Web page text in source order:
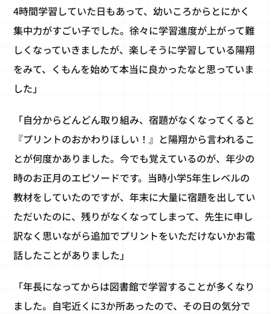
4時間学習していた日もあって、幼いころからとにかく
集中力がすごい子でした。徐々に学習進度が上がって難
しくなっていきましたが、楽しそうに学習している陽翔
をみて、くもんを始めて本当に良かったなと思っていま
した」
「自分からどんどん取り組み、宿題がなくなってくると
『プリントのおかわりほしい！』と陽翔から言われるこ
とが何度かありました。今でも覚えているのが、年少の
時のお正月のエピソードです。当時小学5年生レベルの
教材をしていたのですが、年末に大量に宿題を出してい
ただいたのに、残りがなくなってしまって、先生に申し
訳なく思いながら追加でプリントをいただけないかお電
話したことがありました」
「年長になってからは図書館で学習することが多くなり
ました。自宅近くに3か所あったので、その日の気分で